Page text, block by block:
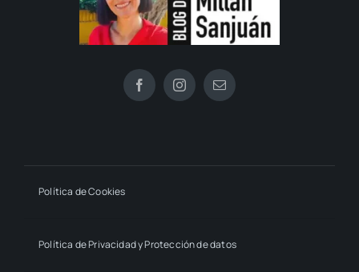
Política de Cookies
Política de Privacidad y Protección de datos